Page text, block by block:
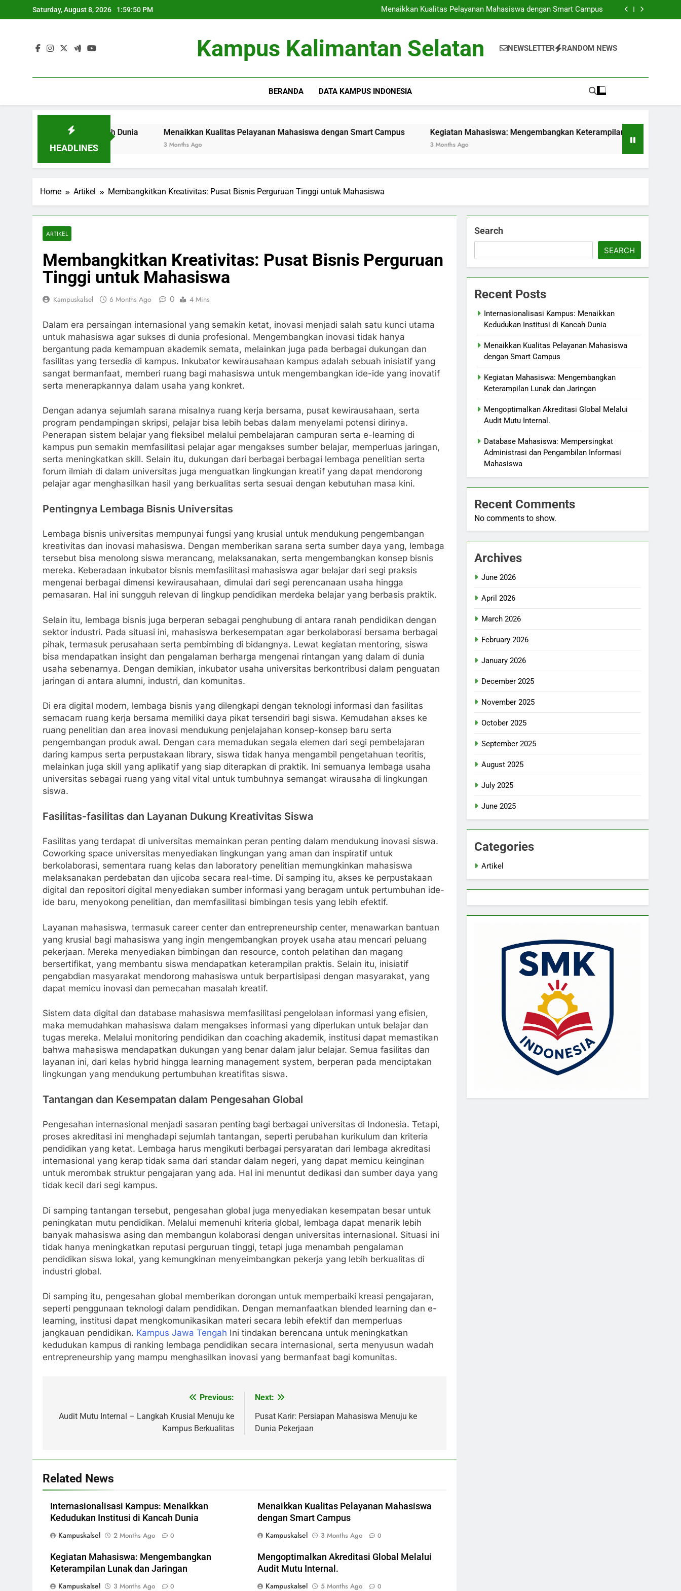
to
Saturday, August 8, 2026 1:59:51 PM
Menaikkan Kualitas Pelayanan Mahasiswa dengan Smart Campus
Kegiatan Mahasiswa: Mengembangkan Keterampilan Lunak dan Jaringan
Menaikkan Kualitas Pelayanan Mahasiswa dengan Smart Campus
Kegiatan Mahasiswa: Mengembangkan Keterampilan Lunak dan Jaringan
Kampus Kalimantan Selatan NEWSLETTER RANDOM NEWS
BERANDA DATA KAMPUS INDONESIA
HEADLINES
Institusi di Kancah Dunia Menaikkan Kualitas Pelayanan Mahasiswa dengan Smart Campus Kegiatan Mahasiswa: Mengembangkan Keterampilan Lunak dan Jaringan
Home Artikel Membangkitkan Kreativitas: Pusat Bisnis Perguruan Tinggi untuk Mahasiswa
ARTIKEL
Membangkitkan Kreativitas: Pusat Bisnis Perguruan
Tinggi untuk Mahasiswa
Kampuskalsel 6 Months Ago 0 4 Mins
Dalam era persaingan internasional yang semakin ketat, inovasi menjadi salah satu kunci utama
untuk mahasiswa agar sukses di dunia profesional. Mengembangkan inovasi tidak hanya
bergantung pada kemampuan akademik semata, melainkan juga pada berbagai dukungan dan
fasilitas yang tersedia di kampus. Inkubator kewirausahaan kampus adalah sebuah inisiatif yang
sangat bermanfaat, memberi ruang bagi mahasiswa untuk mengembangkan ide-ide yang inovatif
serta menerapkannya dalam usaha yang konkret.
Dengan adanya sejumlah sarana misalnya ruang kerja bersama, pusat kewirausahaan, serta
program pendampingan skripsi, pelajar bisa lebih bebas dalam menyelami potensi dirinya.
Penerapan sistem belajar yang fleksibel melalui pembelajaran campuran serta e-learning di
kampus pun semakin memfasilitasi pelajar agar mengakses sumber belajar, memperluas jaringan,
serta meningkatkan skill. Selain itu, dukungan dari berbagai berbagai lembaga penelitian serta
forum ilmiah di dalam universitas juga menguatkan lingkungan kreatif yang dapat mendorong
pelajar agar menghasilkan hasil yang berkualitas serta sesuai dengan kebutuhan masa kini.
Pentingnya Lembaga Bisnis Universitas
Lembaga bisnis universitas mempunyai fungsi yang krusial untuk mendukung pengembangan
kreativitas dan inovasi mahasiswa. Dengan memberikan sarana serta sumber daya yang, lembaga
tersebut bisa menolong siswa merancang, melaksanakan, serta mengembangkan konsep bisnis
mereka. Keberadaan inkubator bisnis memfasilitasi mahasiswa agar belajar dari segi praksis
mengenai berbagai dimensi kewirausahaan, dimulai dari segi perencanaan usaha hingga
pemasaran. Hal ini sungguh relevan di lingkup pendidikan merdeka belajar yang berbasis praktik.
Selain itu, lembaga bisnis juga berperan sebagai penghubung di antara ranah pendidikan dengan
sektor industri. Pada situasi ini, mahasiswa berkesempatan agar berkolaborasi bersama berbagai
pihak, termasuk perusahaan serta pembimbing di bidangnya. Lewat kegiatan mentoring, siswa
bisa mendapatkan insight dan pengalaman berharga mengenai rintangan yang dalam di dunia
usaha sebenarnya. Dengan demikian, inkubator usaha universitas berkontribusi dalam penguatan
jaringan di antara alumni, industri, dan komunitas.
Di era digital modern, lembaga bisnis yang dilengkapi dengan teknologi informasi dan fasilitas
semacam ruang kerja bersama memiliki daya pikat tersendiri bagi siswa. Kemudahan akses ke
ruang penelitian dan area inovasi mendukung penjelajahan konsep-konsep baru serta
pengembangan produk awal. Dengan cara memadukan segala elemen dari segi pembelajaran
daring kampus serta perpustakaan library, siswa tidak hanya mengambil pengetahuan teoritis,
melainkan juga skill yang aplikatif yang siap diterapkan di praktik. Ini semuanya lembaga usaha
universitas sebagai ruang yang vital vital untuk tumbuhnya semangat wirausaha di lingkungan
siswa.
Fasilitas-fasilitas dan Layanan Dukung Kreativitas Siswa
Fasilitas yang terdapat di universitas memainkan peran penting dalam mendukung inovasi siswa.
Coworking space universitas menyediakan lingkungan yang aman dan inspiratif untuk
berkolaborasi, sementara ruang kelas dan laboratory penelitian memungkinkan mahasiswa
melaksanakan perdebatan dan ujicoba secara real-time. Di samping itu, akses ke perpustakaan
digital dan repositori digital menyediakan sumber informasi yang beragam untuk pertumbuhan ide-
ide baru, menyokong penelitian, dan memfasilitasi bimbingan tesis yang lebih efektif.
Layanan mahasiswa, termasuk career center dan entrepreneurship center, menawarkan bantuan
yang krusial bagi mahasiswa yang ingin mengembangkan proyek usaha atau mencari peluang
pekerjaan. Mereka menyediakan bimbingan dan resource, contoh pelatihan dan magang
bersertifikat, yang membantu siswa mendapatkan keterampilan praktis. Selain itu, inisiatif
pengabdian masyarakat mendorong mahasiswa untuk berpartisipasi dengan masyarakat, yang
dapat memicu inovasi dan pemecahan masalah kreatif.
Sistem data digital dan database mahasiswa memfasilitasi pengelolaan informasi yang efisien,
maka memudahkan mahasiswa dalam mengakses informasi yang diperlukan untuk belajar dan
tugas mereka. Melalui monitoring pendidikan dan coaching akademik, institusi dapat memastikan
bahwa mahasiswa mendapatkan dukungan yang benar dalam jalur belajar. Semua fasilitas dan
layanan ini, dari kelas hybrid hingga learning management system, berperan pada menciptakan
lingkungan yang mendukung pertumbuhan kreatifitas siswa.
Tantangan dan Kesempatan dalam Pengesahan Global
Pengesahan internasional menjadi sasaran penting bagi berbagai universitas di Indonesia. Tetapi,
proses akreditasi ini menghadapi sejumlah tantangan, seperti perubahan kurikulum dan kriteria
pendidikan yang ketat. Lembaga harus mengikuti berbagai persyaratan dari lembaga akreditasi
internasional yang kerap tidak sama dari standar dalam negeri, yang dapat memicu keinginan
untuk merombak struktur pengajaran yang ada. Hal ini menuntut dedikasi dan sumber daya yang
tidak kecil dari segi kampus.
Di samping tantangan tersebut, pengesahan global juga menyediakan kesempatan besar untuk
peningkatan mutu pendidikan. Melalui memenuhi kriteria global, lembaga dapat menarik lebih
banyak mahasiswa asing dan membangun kolaborasi dengan universitas internasional. Situasi ini
tidak hanya meningkatkan reputasi perguruan tinggi, tetapi juga menambah pengalaman
pendidikan siswa lokal, yang kemungkinan menyeimbangkan pekerja yang lebih berkualitas di
industri global.
Di samping itu, pengesahan global memberikan dorongan untuk memperbaiki kreasi pengajaran,
seperti penggunaan teknologi dalam pendidikan. Dengan memanfaatkan blended learning dan e-
learning, institusi dapat mengkomunikasikan materi secara lebih efektif dan memperluas
jangkauan pendidikan. Kampus Jawa Tengah Ini tindakan berencana untuk meningkatkan
kedudukan kampus di ranking lembaga pendidikan secara internasional, serta menyusun wadah
entrepreneurship yang mampu menghasilkan inovasi yang bermanfaat bagi komunitas.
navigation
Previous:
Audit Mutu Internal – Langkah Krusial Menuju ke
Kampus Berkualitas
Next:
Pusat Karir: Persiapan Mahasiswa Menuju ke
Dunia Pekerjaan
Related News
Internasionalisasi Kampus: Menaikkan
Kedudukan Institusi di Kancah Dunia
Kampuskalsel
2 Months Ago 0
Menaikkan Kualitas Pelayanan Mahasiswa
dengan Smart Campus
Kampuskalsel
3 Months Ago 0
Kegiatan Mahasiswa: Mengembangkan
Keterampilan Lunak dan Jaringan
Kampuskalsel
3 Months Ago 0
Mengoptimalkan Akreditasi Global Melalui
Audit Mutu Internal.
Kampuskalsel
5 Months Ago 0
Search
SEARCH
Recent Posts
Internasionalisasi Kampus: Menaikkan
Kedudukan Institusi di Kancah Dunia
Menaikkan Kualitas Pelayanan Mahasiswa
dengan Smart Campus
Kegiatan Mahasiswa: Mengembangkan
Keterampilan Lunak dan Jaringan
Mengoptimalkan Akreditasi Global Melalui
Audit Mutu Internal.
Database Mahasiswa: Mempersingkat
Administrasi dan Pengambilan Informasi
Mahasiswa
Recent Comments
No comments to show.
Archives
June 2026
April 2026
March 2026
February 2026
January 2026
December 2025
November 2025
October 2025
September 2025
August 2025
July 2025
June 2025
Categories
Artikel